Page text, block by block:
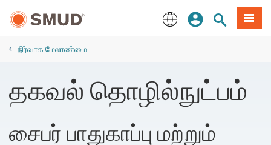
உள்ளடக்கத்திற்கு
உள்நுழையவும்
தளத் தேடல்
​நிர்வாக மேலாண்மை
தகவல் தொழில்நுட்பம்
சைபர் பாதுகாப்பு மற்றும்